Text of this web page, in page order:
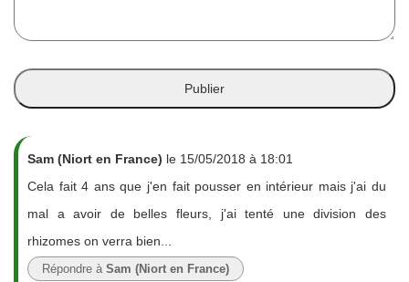
Sam (Niort en France) le 15/05/2018 à 18:01
Cela fait 4 ans que j'en fait pousser en intérieur mais j'ai du
mal a avoir de belles fleurs, j'ai tenté une division des
rhizomes on verra bien...
Répondre à Sam (Niort en France)